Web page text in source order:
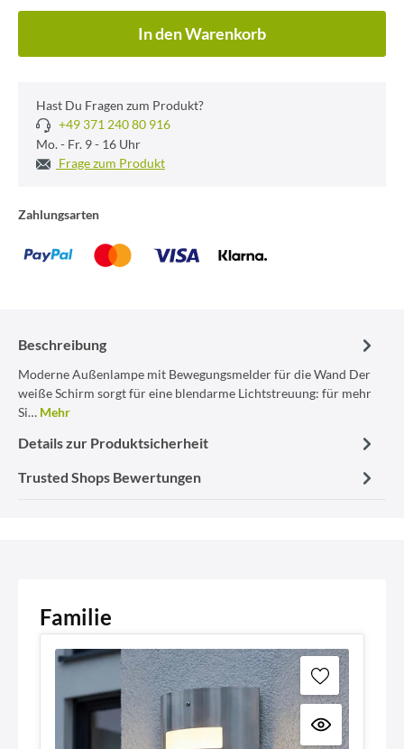
In den Warenkorb
Hast Du Fragen zum Produkt?
+49 371 240 80 916
Mo. - Fr. 9 - 16 Uhr
Frage zum Produkt
Zahlungsarten
Beschreibung
Moderne Außenlampe mit Bewegungsmelder für die Wand Der
weiße Schirm sorgt für eine blendarme Lichtstreuung: für mehr
Si… Mehr
Details zur Produktsicherheit
Trusted Shops Bewertungen
Familie